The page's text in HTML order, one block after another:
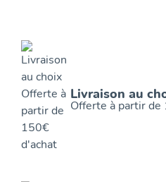
Livraison au
Offerte à partir de